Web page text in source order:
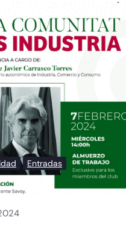
Entradas